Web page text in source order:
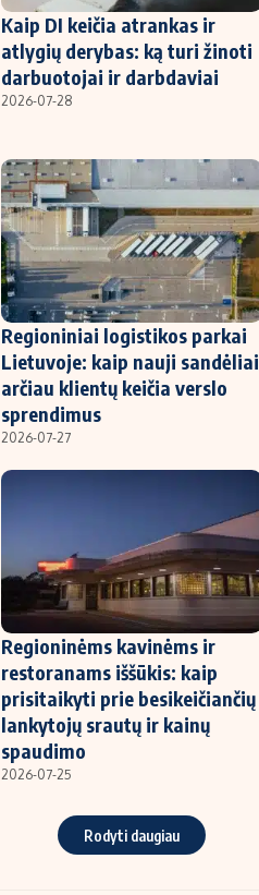
Kaip DI keičia atrankas ir
atlygių derybas: ką turi žinoti
darbuotojai ir darbdaviai
2026-07-28
Regioniniai logistikos parkai
Lietuvoje: kaip nauji sandėliai
arčiau klientų keičia verslo
sprendimus
2026-07-27
Regioninėms kavinėms ir
restoranams iššūkis: kaip
prisitaikyti prie besikeičiančių
lankytojų srautų ir kainų
spaudimo
2026-07-25
Rodyti daugiau